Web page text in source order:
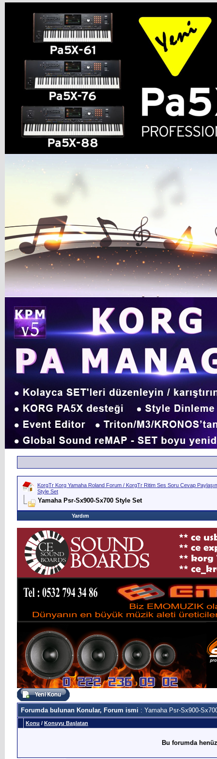
KorgTr Korg Yamaha Roland Forum / KorgTr Ritim Ses Soru Cevap
Style Set
Yamaha Psr-Sx900-Sx700 Style Set
Yardım
Forumda bulunan Konular, Forum ismi : Yamaha Psr-Sx900-
Konu / Konuyu Başlatan
Bu forumda